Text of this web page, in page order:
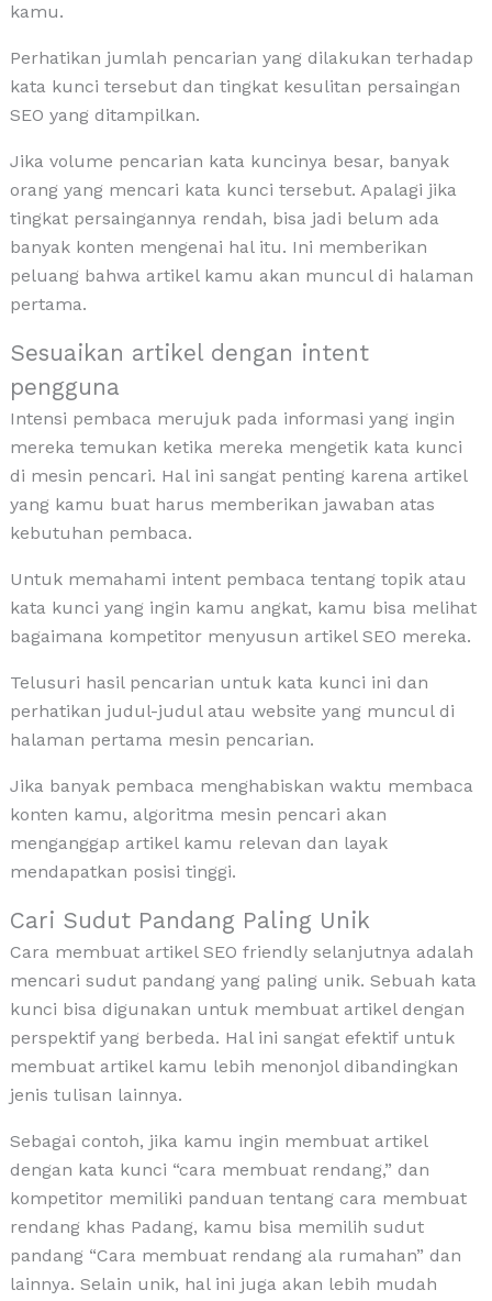
kamu.
Perhatikan jumlah pencarian yang dilakukan terhadap
kata kunci tersebut dan tingkat kesulitan persaingan
SEO yang ditampilkan.
Jika volume pencarian kata kuncinya besar, banyak
orang yang mencari kata kunci tersebut. Apalagi jika
tingkat persaingannya rendah, bisa jadi belum ada
banyak konten mengenai hal itu. Ini memberikan
peluang bahwa artikel kamu akan muncul di halaman
pertama.
Sesuaikan artikel dengan intent
pengguna
Intensi pembaca merujuk pada informasi yang ingin
mereka temukan ketika mereka mengetik kata kunci
di mesin pencari. Hal ini sangat penting karena artikel
yang kamu buat harus memberikan jawaban atas
kebutuhan pembaca.
Untuk memahami intent pembaca tentang topik atau
kata kunci yang ingin kamu angkat, kamu bisa melihat
bagaimana kompetitor menyusun artikel SEO mereka.
Telusuri hasil pencarian untuk kata kunci ini dan
perhatikan judul-judul atau website yang muncul di
halaman pertama mesin pencarian.
Jika banyak pembaca menghabiskan waktu membaca
konten kamu, algoritma mesin pencari akan
menganggap artikel kamu relevan dan layak
mendapatkan posisi tinggi.
Cari Sudut Pandang Paling Unik
Cara membuat artikel SEO friendly selanjutnya adalah
mencari sudut pandang yang paling unik. Sebuah kata
kunci bisa digunakan untuk membuat artikel dengan
perspektif yang berbeda. Hal ini sangat efektif untuk
membuat artikel kamu lebih menonjol dibandingkan
jenis tulisan lainnya.
Sebagai contoh, jika kamu ingin membuat artikel
dengan kata kunci “cara membuat rendang,” dan
kompetitor memiliki panduan tentang cara membuat
rendang khas Padang, kamu bisa memilih sudut
pandang “Cara membuat rendang ala rumahan” dan
lainnya. Selain unik, hal ini juga akan lebih mudah